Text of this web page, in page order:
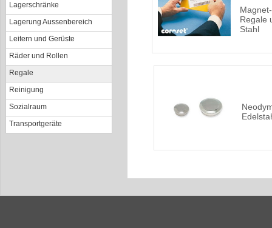
Lagerschränke
Lagerung Aussenbereich
Leitern und Gerüste
Räder und Rollen
Regale
Reinigung
Sozialraum
Transportgeräte
Regale
Stahl